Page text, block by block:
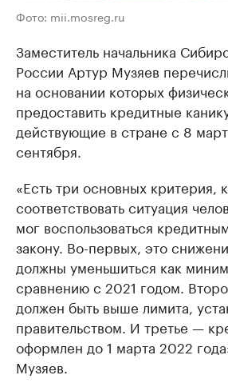
Фото: mii.mosreg.ru
Заместитель начальника
России Артур Музяев
на основании которых
предоставить кредитные
действующие в стране с 8
сентября.
«Есть три основных критерия,
соответствовать ситуация
мог воспользоваться
закону. Во-первых, это
должны уменьшиться как
сравнению с 2021 годом.
должен быть выше лимита,
правительством. И третье —
оформлен до 1 марта 2022
Музяев.